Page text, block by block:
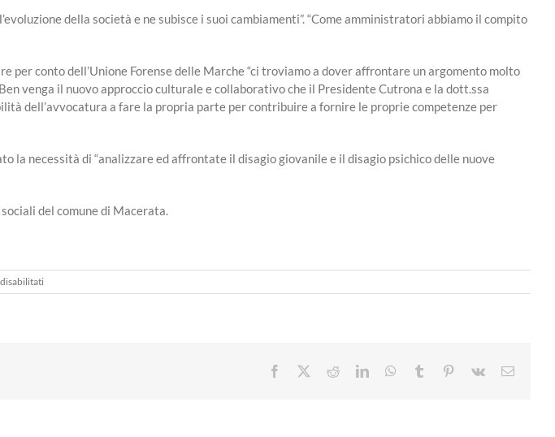
della società e ne subisce i suoi cambiamenti”. “Come amministratori abbiamo il compito
conto dell’Unione Forense delle Marche “ci troviamo a dover affrontare un argomento molto
venga il nuovo approccio culturale e collaborativo che il Presidente Cutrona e la dott.ssa
dell’avvocatura a fare la propria parte per contribuire a fornire le proprie competenze per
la necessità di “analizzare ed affrontate il disagio giovanile e il disagio psichico delle nuove
del comune di Macerata.
su
FAMIGLIA
Facebook RedditLinkedInWhatsApp
Tumblr Pinterest
Vk Email